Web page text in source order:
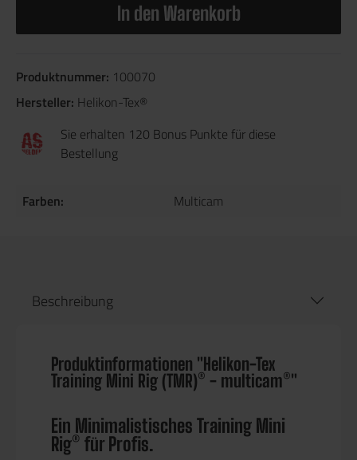
In den Warenkorb
Produktnummer: 100070
Hersteller: Helikon-Tex®
Sie erhalten 120 Bonus Punkte für diese
Bestellung
Farben: Multicam
Beschreibung
Produktinformationen "Helikon-Tex
Training Mini Rig (TMR)® - multicam®"
Ein Minimalistisches Training Mini
Rig® für Profis.